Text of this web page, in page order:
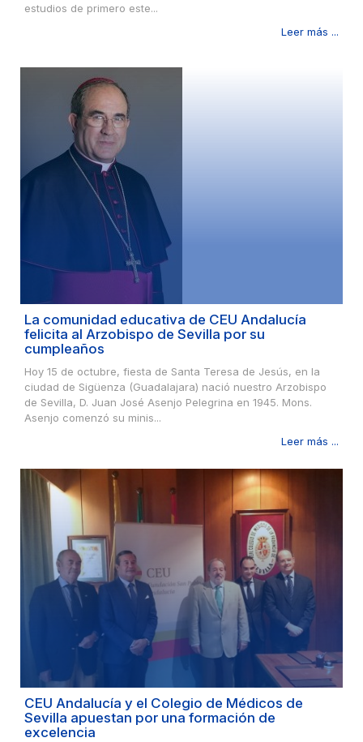
estudios de primero este...
Leer más ...
La comunidad educativa de CEU Andalucía
felicita al Arzobispo de Sevilla por su
cumpleaños
Hoy 15 de octubre, fiesta de Santa Teresa de Jesús, en la
ciudad de Sigüenza (Guadalajara) nació nuestro Arzobispo
de Sevilla, D. Juan José Asenjo Pelegrina en 1945. Mons.
Asenjo comenzó su minis...
Leer más ...
CEU Andalucía y el Colegio de Médicos de
Sevilla apuestan por una formación de
excelencia